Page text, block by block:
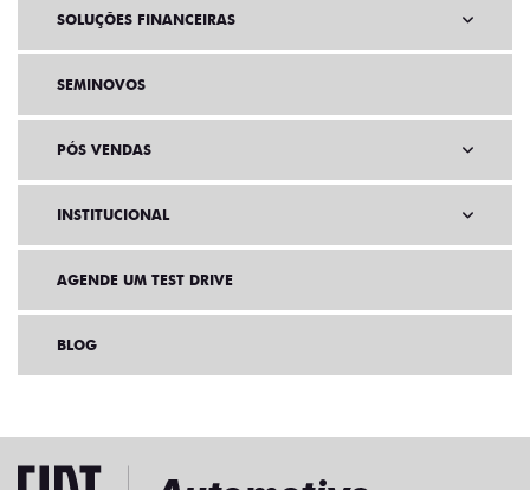
SOLUÇÕES FINANCEIRAS
SEMINOVOS
PÓS VENDAS
INSTITUCIONAL
AGENDE UM TEST DRIVE
BLOG